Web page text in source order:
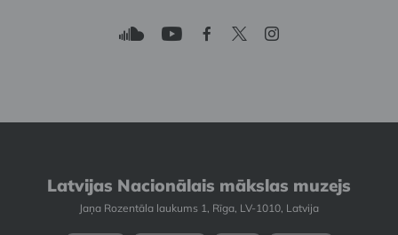
Latvijas Nacionālais mākslas muzejs
Jaņa Rozentāla laukums 1, Rīga, LV-1010, Latvija